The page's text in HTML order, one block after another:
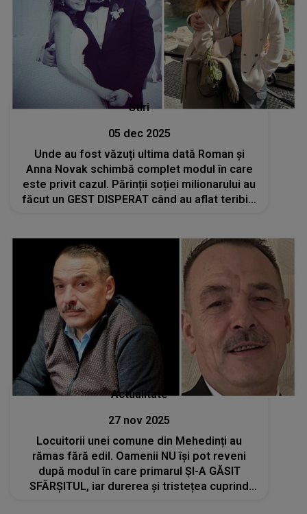
Stiri
05 dec 2025
Unde au fost văzuți ultima dată Roman și
Anna Novak schimbă complet modul în care
este privit cazul. Părinții soției milionarului au
făcut un GEST DISPERAT când au aflat teribila
Actualitate
27 nov 2025
Locuitorii unei comune din Mehedinți au
rămas fără edil. Oamenii NU își pot reveni
după modul în care primarul ȘI-A GĂSIT
SFÂRȘITUL, iar durerea și tristețea cuprind